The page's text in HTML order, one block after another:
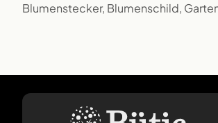
Blumenstecker, Blumenschild,